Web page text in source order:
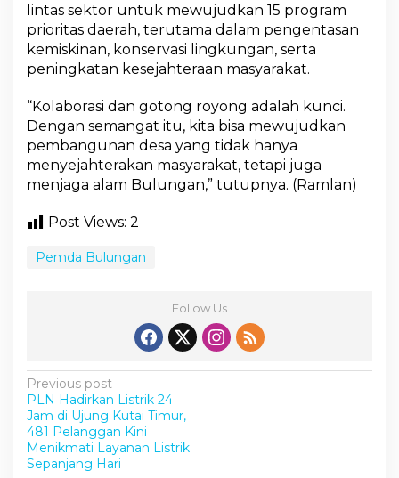
lintas sektor untuk mewujudkan 15 program
prioritas daerah, terutama dalam pengentasan
kemiskinan, konservasi lingkungan, serta
peningkatan kesejahteraan masyarakat.
“Kolaborasi dan gotong royong adalah kunci.
Dengan semangat itu, kita bisa mewujudkan
pembangunan desa yang tidak hanya
menyejahterakan masyarakat, tetapi juga
menjaga alam Bulungan,” tutupnya. (Ramlan)
Post Views: 2
Pemda Bulungan
Follow Us
P
o
s
t
Previous post
PLN Hadirkan Listrik 24
Jam di Ujung Kutai Timur,
481 Pelanggan Kini
Menikmati Layanan Listrik
Sepanjang Hari